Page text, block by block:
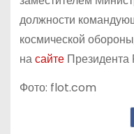
должности
космической
насайтеПрезидента
Фото: flot.com